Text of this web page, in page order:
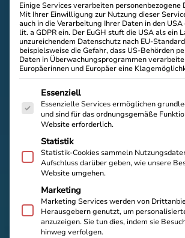
Einige Services verarbeiten personenbezogene
Mit Ihrer Einwilligung zur Nutzung dieser
auch in die Verarbeitung Ihrer Daten in den
lit. a GDPR ein. Der EuGH stuft die USA als ein
unzureichendem Datenschutz nach EU-
beispielsweise die Gefahr, dass US-Behörden
Daten in Überwachungsprogrammen
Europäerinnen und Europäer eine
Es folgt eine Liste der Service-
Essenziell
Essenzielle Services ermöglichen
und sind für das ordnungsgemäße
Website erforderlich.
Statistik
Statistik-Cookies sammeln
Aufschluss darüber geben, wie unsere
Website umgehen.
Marketing
Marketing Services werden von
Herausgebern genutzt, um
anzuzeigen. Sie tun dies, indem sie
hinweg verfolgen.